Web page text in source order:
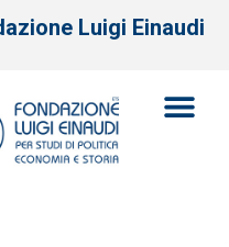
Luigi Einaudi